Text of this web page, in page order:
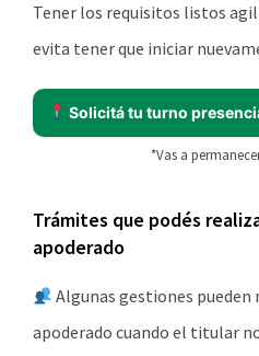
Tener los requisitos listos
evita tener que iniciar
Solicitá tu turno
*Vas a
Trámites que podés
apoderado
Algunas gestiones pueden
apoderado cuando el titular